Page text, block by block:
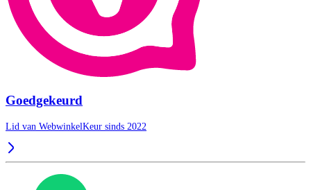
Goedgekeurd
Lid van WebwinkelKeur sinds 2022